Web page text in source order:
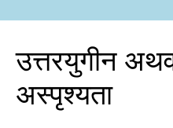
उत्तरयुगीन
अस्पृश्यता